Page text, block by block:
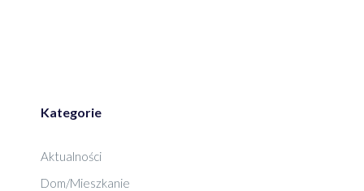
Kategorie
Aktualności
Dom/Mieszkanie